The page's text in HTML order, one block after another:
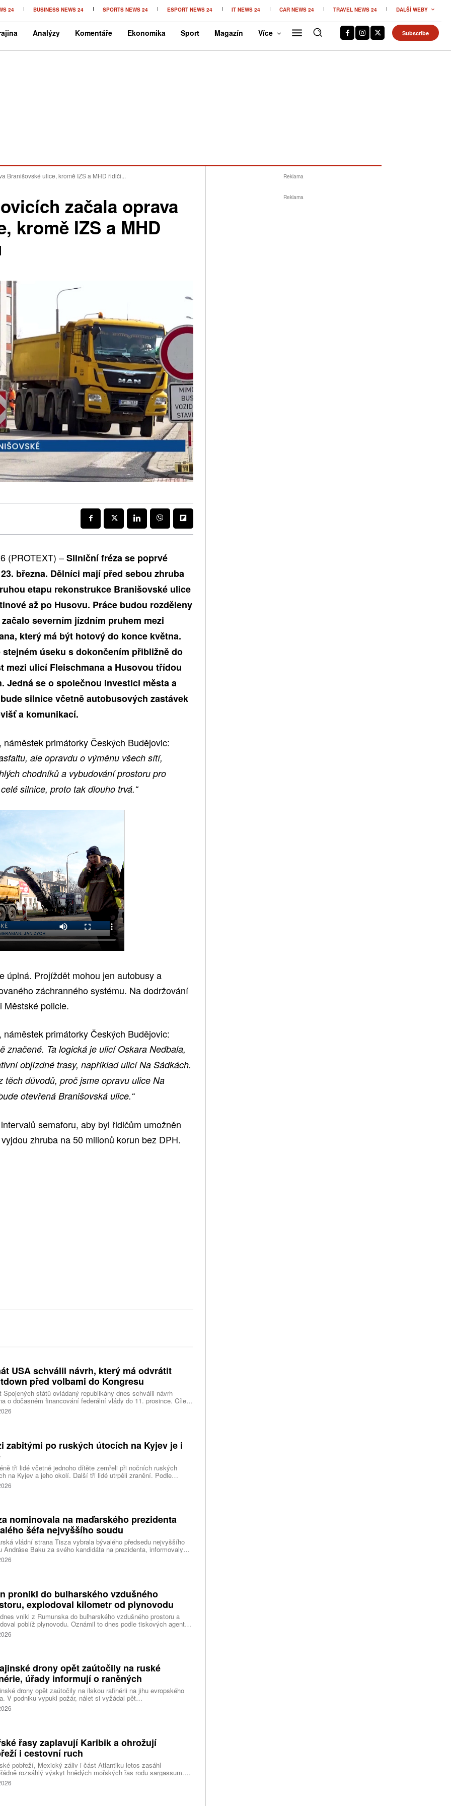
24 BUSINESS NEWS 24 SPORTS NEWS 24 ESPORT NEWS 24 IT NEWS 24 CAR NEWS 24 TRAVEL NEWS 24 DALŠÍ WEBY
Analýzy Komentáře Ekonomika Sport Magazín Více Subscribe
Branišovské ulice, kromě IZS a MHD řidiči...
začala oprava
kromě IZS a MHD
(PROTEXT) –Silniční fréza se poprvé
března. Dělníci mají před sebou zhruba
etapu rekonstrukce Branišovské ulice
až po Husovu. Práce budou rozděleny
severním jízdním pruhem mezi
který má být hotový do konce května.
úseku s dokončením přibližně do
mezi ulicí Fleischmana a Husovou třídou
Jedná se o společnou investici města a
silnice včetně autobusových zastávek
a komunikací.
primátorky Českých Budějovic:
ale opravdu o výměnu všech sítí,
chodníků a vybudování prostoru pro
silnice, proto tak dlouho trvá.“
úplná. Projíždět mohou jen autobusy a
záchranného systému. Na dodržování
Městské policie.
primátorky Českých Budějovic:
značené. Ta logická je ulicí Oskara Nedbala,
objízdné trasy, například ulicí Na Sádkách.
těch důvodů, proč jsme opravu ulice Na
otevřená Branišovská ulice.“
semaforu, aby byl řidičům umožněn
zhruba na 50 milionů korun bez DPH.
USA schválil návrh, který má odvrátit
před volbami do Kongresu
Spojených států ovládaný republikány dnes schválil návrh
o dočasném financování federální vlády do 11. prosince. Cílem
je předejít před listopadovými volbami do Kongresu
shutdownu, tedy omezení chodu vlády v důsledku
zabitými po ruských útocích na Kyjev je i
tři lidé včetně jednoho dítěte zemřeli při nočních ruských
na Kyjev a jeho okolí. Další tři lidé utrpěli zranění. Podle
úřadů Rusové použili mimo jiné balistické rakety.
nominovala na maďarského prezidenta
šéfa nejvyššího soudu
vládní strana Tisza vybrala bývalého předsedu nejvyššího
Andráse Baku za svého kandidáta na prezidenta, informovaly
agentury. Očekává se, že András Baka bude v úterý zvolen v
novou hlavou státu.
pronikl do bulharského vzdušného
explodoval kilometr od plynovodu
vnikl z Rumunska do bulharského vzdušného prostoru a
poblíž plynovodu. Oznámil to dnes podle tiskových agentur
premiér Rumen Radev. Dron podle něj nesl velké množství
píše agentura DPA.
drony opět zaútočily na ruské
úřady informují o raněných
drony opět zaútočily na ilskou rafinérii na jihu evropského
V podniku vypukl požár, nálet si vyžádal pět
informoval krizový štáb Krasnodarského kraje. Další dva lidi
v Zadonsku na Donu, oznámil gubernátor Lipecké oblasti
řasy zaplavují Karibik a ohrožují
i cestovní ruch
pobřeží, Mexický záliv i část Atlantiku letos zasáhl
rozsáhlý výskyt hnědých mořských řas rodu sargassum.
se hromadí miliony tun biomasy, která po vyplavení rychle
zhoršuje kvalitu vody, omezuje život mořských organismů a
Reklama
Reklama